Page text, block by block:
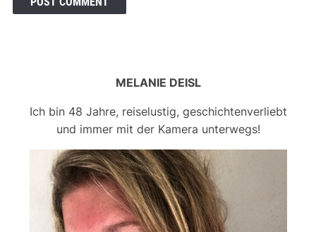
MELANIE DEISL
Ich bin 48 Jahre, reiselustig, geschichtenverliebt
und immer mit der Kamera unterwegs!